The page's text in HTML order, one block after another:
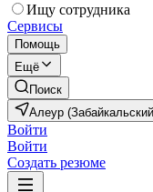
Ищу сотрудника
Сервисы
Помощь
Ещё
Поиск
Алеур
Войти
Войти
Создать резюме